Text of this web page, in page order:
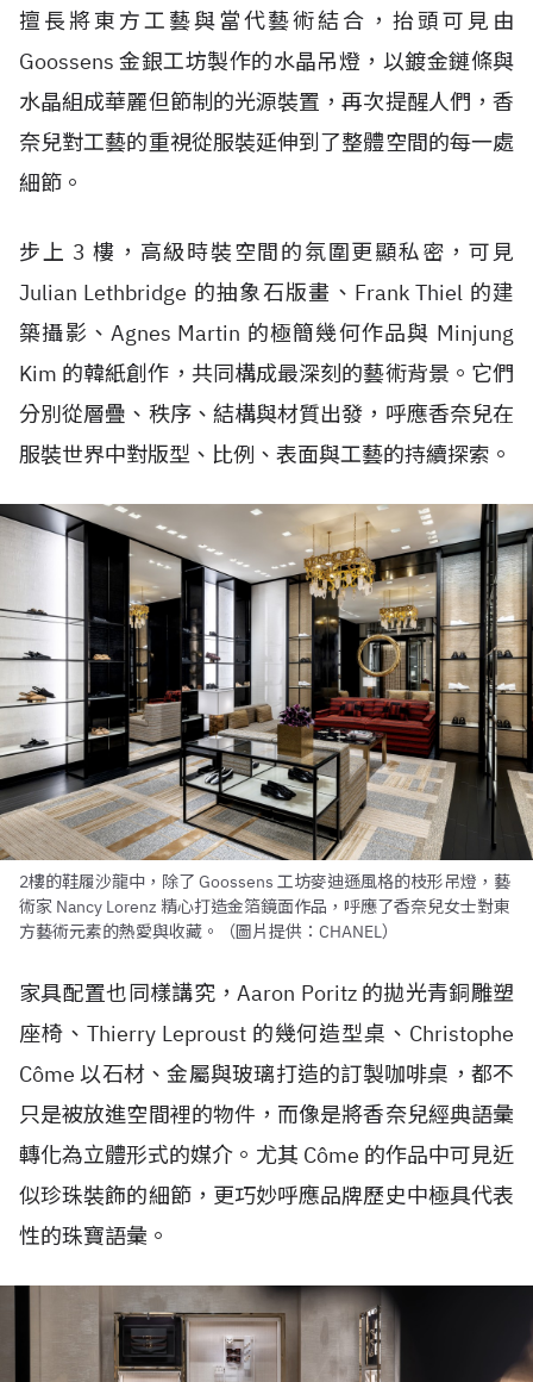
擅長將東方工藝與當代藝術結合，抬頭可見由
Goossens 金銀工坊製作的水晶吊燈，以鍍金鏈條與
水晶組成華麗但節制的光源裝置，再次提醒人們，香
奈兒對工藝的重視從服裝延伸到了整體空間的每一處
細節。
步上 3 樓，高級時裝空間的氛圍更顯私密，可見
Julian Lethbridge 的抽象石版畫、Frank Thiel 的建
築攝影、Agnes Martin 的極簡幾何作品與 Minjung
Kim 的韓紙創作，共同構成最深刻的藝術背景。它們
分別從層疊、秩序、結構與材質出發，呼應香奈兒在
服裝世界中對版型、比例、表面與工藝的持續探索。
2樓的鞋履沙龍中，除了 Goossens 工坊麥迪遜風格的枝形吊燈，藝
術家 Nancy Lorenz 精心打造金箔鏡面作品，呼應了香奈兒女士對東
方藝術元素的熱愛與收藏。（圖片提供：CHANEL）
家具配置也同樣講究，Aaron Poritz 的拋光青銅雕塑
座椅、Thierry Leproust 的幾何造型桌、Christophe
Côme 以石材、金屬與玻璃打造的訂製咖啡桌，都不
只是被放進空間裡的物件，而像是將香奈兒經典語彙
轉化為立體形式的媒介。尤其 Côme 的作品中可見近
似珍珠裝飾的細節，更巧妙呼應品牌歷史中極具代表
性的珠寶語彙。